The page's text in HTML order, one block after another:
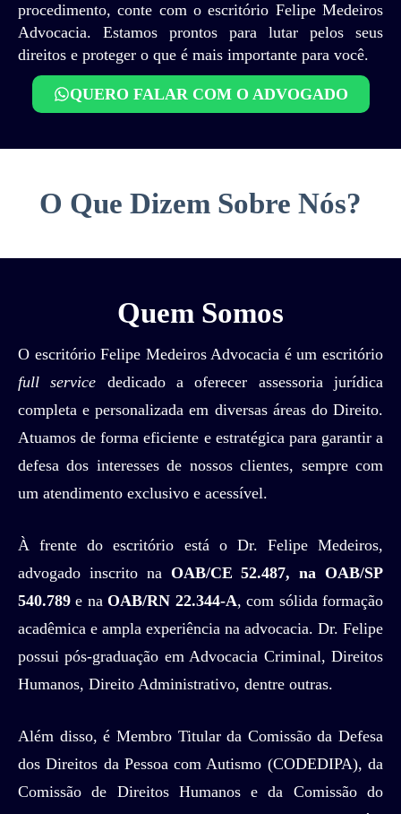
procedimento, conte com o escritório Felipe Medeiros
Advocacia. Estamos prontos para lutar pelos seus
direitos e proteger o que é mais importante para você.
QUERO FALAR COM O ADVOGADO
O Que Dizem Sobre Nós?
Quem Somos
O escritório Felipe Medeiros Advocacia é um escritório
full service dedicado a oferecer assessoria jurídica
completa e personalizada em diversas áreas do Direito.
Atuamos de forma eficiente e estratégica para garantir a
defesa dos interesses de nossos clientes, sempre com
um atendimento exclusivo e acessível.
À frente do escritório está o Dr. Felipe Medeiros,
advogado inscrito na OAB/CE 52.487, na OAB/SP
540.789e na OAB/RN 22.344-A, com sólida formação
acadêmica e ampla experiência na advocacia. Dr. Felipe
possui pós-graduação em Advocacia Criminal, Direitos
Humanos, Direito Administrativo, dentre outras.
Além disso, é Membro Titular da Comissão da Defesa
dos Direitos da Pessoa com Autismo (CODEDIPA), da
Comissão de Direitos Humanos e da Comissão do